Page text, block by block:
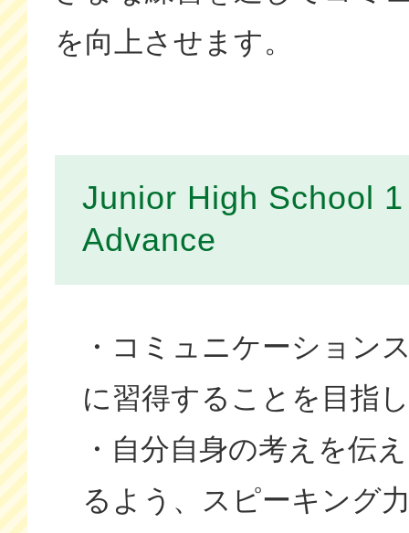
を向上させます。
Junior High School
Advance
・コミュニケーション
に習得することを目指
・自分自身の考えを伝
るよう、スピーキング